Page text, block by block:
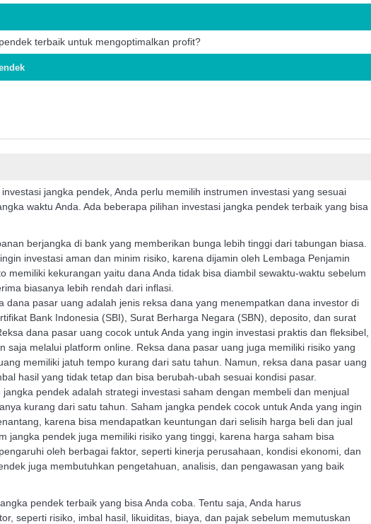
terbaik untuk mengoptimalkan profit?
jangka pendek, Anda perlu memilih instrumen investasi yang sesuai
waktu Anda. Ada beberapa pilihan investasi jangka pendek terbaik yang bisa
berjangka di bank yang memberikan bunga lebih tinggi dari tabungan biasa.
investasi aman dan minim risiko, karena dijamin oleh Lembaga Penjamin
memiliki kekurangan yaitu dana Anda tidak bisa diambil sewaktu-waktu sebelum
biasanya lebih rendah dari inflasi.
dana pasar uang adalah jenis reksa dana yang menempatkan dana investor di
Bank Indonesia (SBI), Surat Berharga Negara (SBN), deposito, dan surat
dana pasar uang cocok untuk Anda yang ingin investasi praktis dan fleksibel,
saja melalui platform online. Reksa dana pasar uang juga memiliki risiko yang
memiliki jatuh tempo kurang dari satu tahun. Namun, reksa dana pasar uang
hasil yang tidak tetap dan bisa berubah-ubah sesuai kondisi pasar.
pendek adalah strategi investasi saham dengan membeli dan menjual
kurang dari satu tahun. Saham jangka pendek cocok untuk Anda yang ingin
karena bisa mendapatkan keuntungan dari selisih harga beli dan jual
jangka pendek juga memiliki risiko yang tinggi, karena harga saham bisa
oleh berbagai faktor, seperti kinerja perusahaan, kondisi ekonomi, dan
juga membutuhkan pengetahuan, analisis, dan pengawasan yang baik
pendek terbaik yang bisa Anda coba. Tentu saja, Anda harus
seperti risiko, imbal hasil, likuiditas, biaya, dan pajak sebelum memutuskan